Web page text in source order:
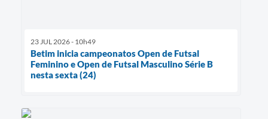
23 JUL 2026 - 10h49
Betim inicia campeonatos Open de Futsal
Feminino e Open de Futsal Masculino Série B
nesta sexta (24)